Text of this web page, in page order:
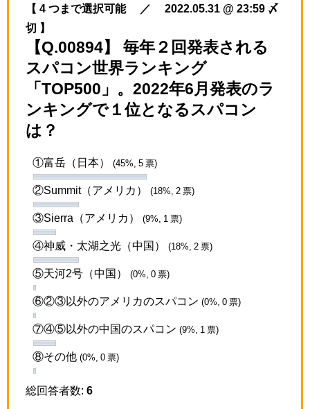
【 4 つまで選択可能 ／ 2022.05.31 @ 23:59 〆
切 】
【Q.00894】 毎年２回発表される
スパコン世界ランキング
「TOP500」。2022年6月発表のラ
ンキングで１位となるスパコン
は？
①富岳（日本） (45%, 5 票)
②Summit（アメリカ） (18%, 2 票)
③Sierra（アメリカ） (9%, 1 票)
④神威・太湖之光（中国） (18%, 2 票)
⑤天河2号（中国） (0%, 0 票)
⑥②③以外のアメリカのスパコン (0%, 0 票)
⑦④⑤以外の中国のスパコン (9%, 1 票)
⑧その他 (0%, 0 票)
総回答者数: 6